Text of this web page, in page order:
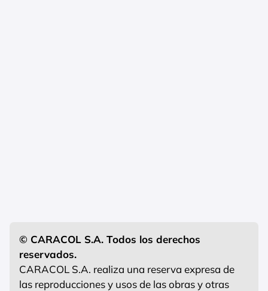
© CARACOL S.A. Todos los derechos
reservados.
CARACOL S.A. realiza una reserva expresa de
las reproducciones y usos de las obras y otras